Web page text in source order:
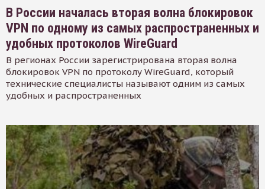
В России началась вторая волна блокировок
VPN по одному из самых распространенных и
удобных протоколов WireGuard
В регионах России зарегистрирована вторая волна
блокировок VPN по протоколу WireGuard, который
технические специалисты называют одним из самых
удобных и распространенных